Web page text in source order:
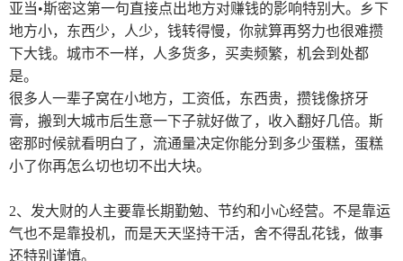
亚当•斯密这第一句直接点出地方对赚钱的影响特别大。乡下
地方小，东西少，人少，钱转得慢，你就算再努力也很难攒
下大钱。城市不一样，人多货多，买卖频繁，机会到处都
是。
很多人一辈子窝在小地方，工资低，东西贵，攒钱像挤牙
膏，搬到大城市后生意一下子就好做了，收入翻好几倍。斯
密那时候就看明白了，流通量决定你能分到多少蛋糕，蛋糕
小了你再怎么切也切不出大块。
2、发大财的人主要靠长期勤勉、节约和小心经营。不是靠运
气也不是靠投机，而是天天坚持干活，舍不得乱花钱，做事
还特别谨慎。